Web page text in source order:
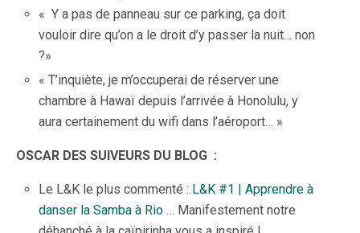
« Y a pas de panneau sur ce parking, ça doit
vouloir dire qu’on a le droit d’y passer la nuit… non
?»
« T’inquiète, je m’occuperai de réserver une
chambre à Hawaï depuis l’arrivée à Honolulu, y
aura certainement du wifi dans l’aéroport… »
OSCAR DES SUIVEURS DU BLOG :
Le L&K le plus commenté : L&K #1 | Apprendre à
danser la Samba à Rio… Manifestement notre